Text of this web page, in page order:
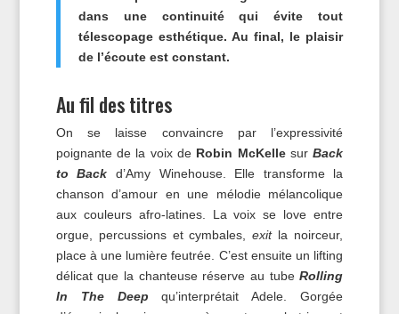
dans une continuité qui évite tout
télescopage esthétique. Au final, le plaisir
de l’écoute est constant.
Au fil des titres
On se laisse convaincre par l’expressivité
poignante de la voix de Robin McKellesurBack
to Back d’Amy Winehouse. Elle transforme la
chanson d’amour en une mélodie mélancolique
aux couleurs afro-latines. La voix se love entre
orgue, percussions et cymbales,exitla noirceur,
place à une lumière feutrée. C’est ensuite un lifting
délicat que la chanteuse réserve au tubeRolling
In The Deep qu’interprétait Adele. Gorgée